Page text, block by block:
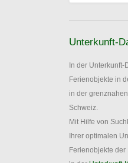
Unterkunft-
In der
Ferienobjekte in
in der
Schweiz.
Mit Hilfe von
Ihrer optimalen
Ferienobjekte